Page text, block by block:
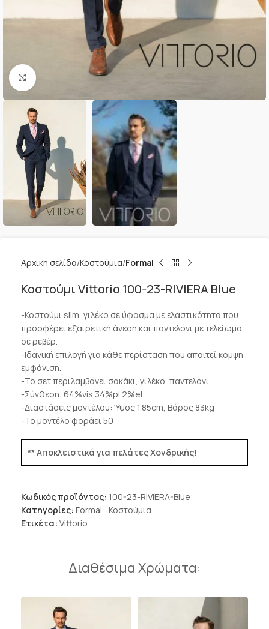
Κλικ για μεγέθυνση
Αρχική σελίδα Κοστούμια Formal
Κοστούμι Vittorio 100-23-RIVIERA Blue
-Κοστούμι slim, γιλέκο σε ύφασμα με ελαστικότητα που
προσφέρει εξαιρετική άνεση και παντελόνι με τελείωμα
σε ρεβέρ.
-Ιδανική επιλογή για κάθε περίσταση που απαιτεί κομψή
εμφάνιση.
-Το σετ περιλαμβάνει σακάκι, γιλέκο, παντελόνι.
-Σύνθεση: 64%vis 34%pl 2%el
-Διαστάσεις μοντέλου: Ύψος 1.85cm, Βάρος 83kg
-Το μοντέλο φοράει 50
** Αποκλειστικά για πελάτες Χονδρικής!
Κωδικός προϊόντος: 100-23-RIVIERA-Blue
Κατηγορίες: Formal , Κοστούμια
Ετικέτα: Vittorio
Διαθέσιμα Χρώματα: